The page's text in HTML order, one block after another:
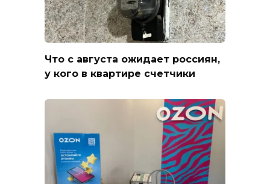
Что с августа ожидает россиян,
у кого в квартире счетчики